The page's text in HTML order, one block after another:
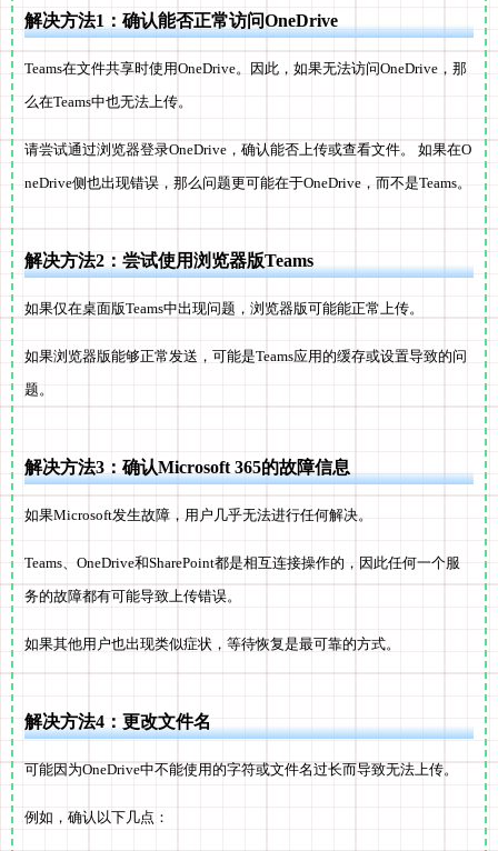
解决方法1：确认能否正常访问OneDrive
Teams在文件共享时使用OneDrive。因此，如果无法访问OneDrive，那
么在Teams中也无法上传。
请尝试通过浏览器登录OneDrive，确认能否上传或查看文件。 如果在O
neDrive侧也出现错误，那么问题更可能在于OneDrive，而不是Teams。
解决方法2：尝试使用浏览器版Teams
如果仅在桌面版Teams中出现问题，浏览器版可能能正常上传。
如果浏览器版能够正常发送，可能是Teams应用的缓存或设置导致的问
题。
解决方法3：确认Microsoft 365的故障信息
如果Microsoft发生故障，用户几乎无法进行任何解决。
Teams、OneDrive和SharePoint都是相互连接操作的，因此任何一个服
务的故障都有可能导致上传错误。
如果其他用户也出现类似症状，等待恢复是最可靠的方式。
解决方法4：更改文件名
可能因为OneDrive中不能使用的字符或文件名过长而导致无法上传。
例如，确认以下几点：